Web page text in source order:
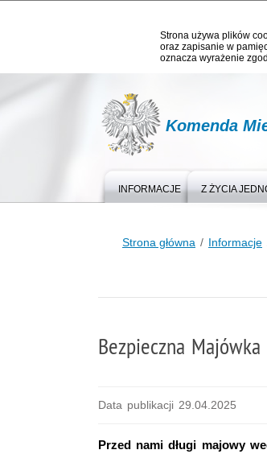
Strona używa plików
oraz zapisanie w
oznacza wyrażenie
Komenda
INFORMACJE Z ŻYCIA
Strona główna Informacje
Bezpieczna
Data publikacji 29.04.2025
Przed nami długi majowy